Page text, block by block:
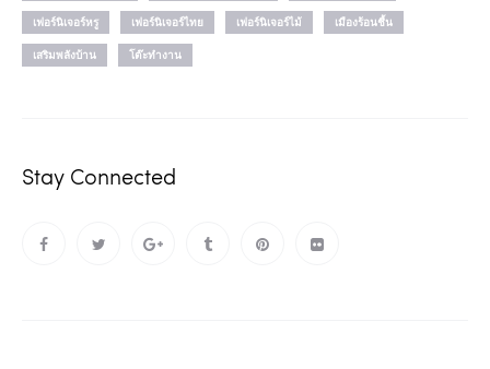
เฟอร์นิเจอร์หรู
เฟอร์นิเจอร์ไทย เฟอร์นิเจอร์ไม้
เมืองร้อนชื้น
เสริมพลังบ้าน
โต๊ะทำงาน
Stay Connected